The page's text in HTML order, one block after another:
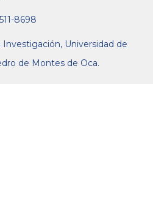
8698
Investigación, Universidad de
de Montes de Oca.